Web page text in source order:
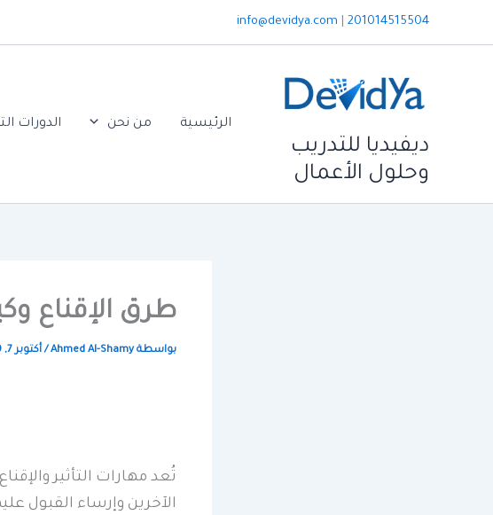
info@devidya.com 201014515504
ديفيديا للتدريب
وحلول الأعمال
الرئيسية من نحن الدورات
طرق الإقناع
بواسطة Ahmed Al-Shamy
/أكتوبر 7, 2019
تُعد مهارات التأثير
الآخرين وإرساء القبول